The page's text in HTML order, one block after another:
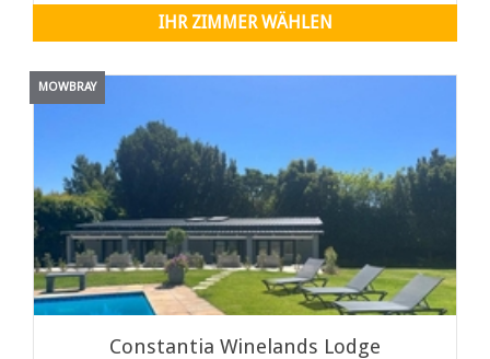
IHR ZIMMER WÄHLEN
MOWBRAY
Constantia Winelands Lodge